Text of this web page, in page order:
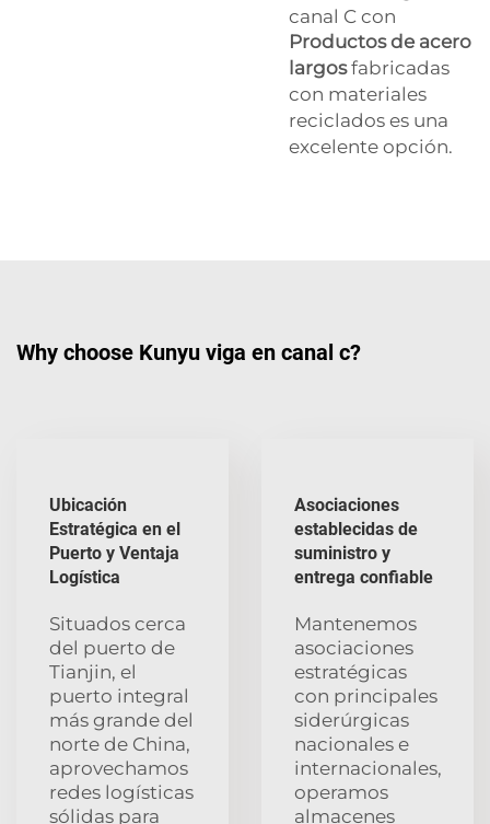
canal C con
Productos de acero
largosfabricadas
con materiales
reciclados es una
excelente opción.
Why choose Kunyu viga en canal c?
Ubicación
Estratégica en el
Puerto y Ventaja
Logística
Situados cerca
del puerto de
Tianjin, el
puerto integral
más grande del
norte de China,
aprovechamos
redes logísticas
sólidas para
Asociaciones
establecidas de
suministro y
entrega confiable
Mantenemos
asociaciones
estratégicas
con principales
siderúrgicas
nacionales e
internacionales,
operamos
almacenes